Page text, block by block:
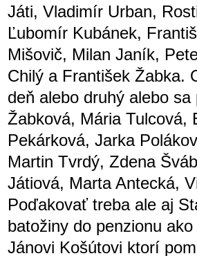
Játi, Vladimír Urban,
Ľubomír Kubánek,
Mišovič, Milan Janík,
Chilý a František Žabka.
deň alebo druhý alebo
Žabková, Mária Tulcová,
Pekárková, Jarka
Martin Tvrdý, Zdena
Játiová, Marta Antecká,
Poďakovať treba ale aj
batožiny do penzionu
Jánovi Košútovi ktorí